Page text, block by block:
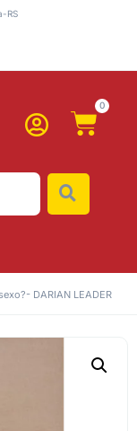
RS
0
DARIAN LEADER